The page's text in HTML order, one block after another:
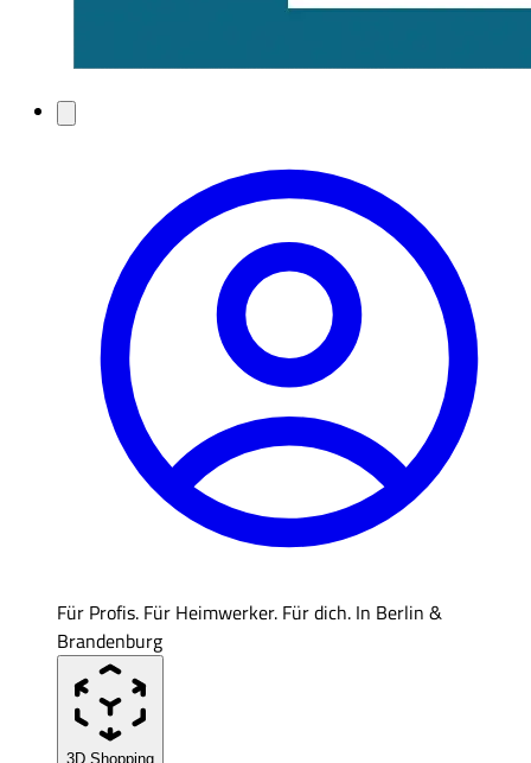
Für Profis. Für Heimwerker. Für dich. In Berlin &
Brandenburg
3D Shopping